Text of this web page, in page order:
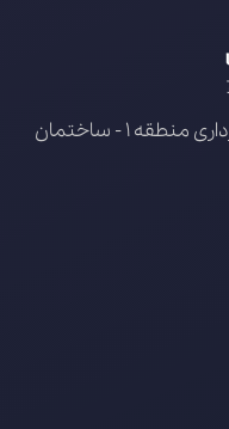
گیلان - رشت - معلم - بعد از شهرداری منطقه 1 - ساختمان